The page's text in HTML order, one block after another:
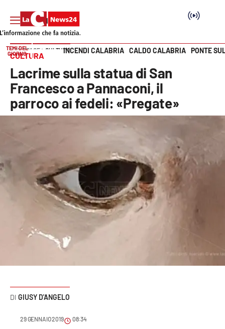
SEZIONI
Cronaca
Politica
Attualità
Economia e lavoro
Italia Mondo
Sanità
Vai
TEMI DEL
GIORNO
INCENDI CALABRIA CALDO CALABRIA PONTE
HOME PAGE CULTURA
CULTURA
Lacrime sulla statua di San
Francesco a Pannaconi, il
parroco ai fedeli: «Pregate»
GIUSY D'ANGELO
29 GENNAIO 2019 08:34